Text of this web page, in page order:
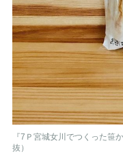
『7Ｐ宮城女川でつくった笹
抜）